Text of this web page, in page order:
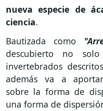
nueva especie de
ciencia.
Bautizada como
descubierto no
invertebrados
además va a
sobre la forma de
una forma de